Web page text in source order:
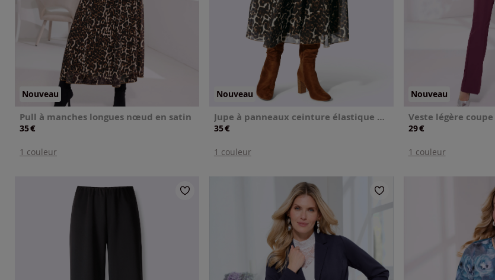
Nouveau
Pull à manches longues nœud en satin
35€
1 couleur
Nouveau
Jupe à panneaux ceinture élastique confortable
35€
1 couleur
Nouveau
Veste légère
29€
1 couleur